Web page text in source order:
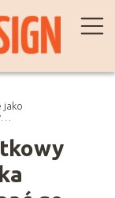
jako
jak